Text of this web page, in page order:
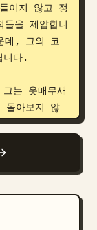
이지 않고 정
을 제압합니
데, 그의 코
니다.
는 옷매무새
돌아보지 않
간 위에 놓